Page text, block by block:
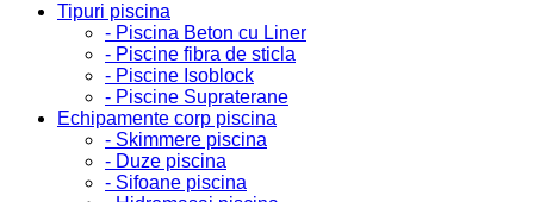
Tipuri piscina
- Piscina Beton cu Liner
- Piscine fibra de sticla
- Piscine Isoblock
- Piscine Supraterane
Echipamente corp piscina
- Skimmere piscina
- Duze piscina
- Sifoane piscina